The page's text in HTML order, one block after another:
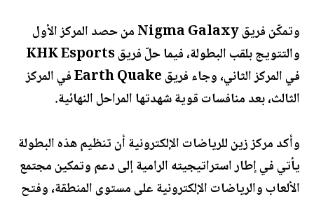
وتمكّن فريق Nigma Galaxy من حصد المركز الأول
والتتويج بلقب البطولة، فيما حلّ فريق KHK Esports
في المركز الثاني، وجاء فريق Earth Quake في المركز
الثالث، بعد منافسات قوية شهدتها المراحل النهائية.
وأكد مركز زين للرياضات الإلكترونية أن تنظيم هذه البطولة
يأتي في إطار استراتيجيته الرامية إلى دعم وتمكين مجتمع
الألعاب والرياضات الإلكترونية على مستوى المنطقة، وفتح